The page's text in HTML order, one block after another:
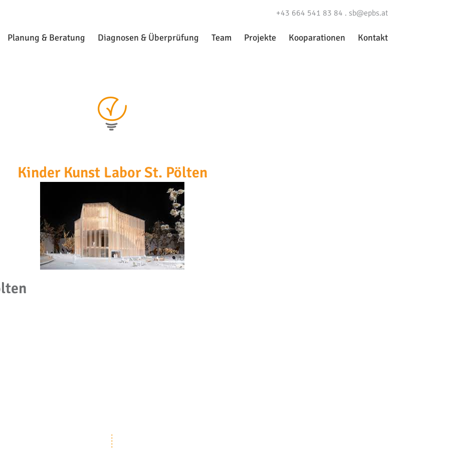
+43 664 541 83 84 . sb@epbs.at
Planung & Beratung Diagnosen & Überprüfung Team Projekte Kooparationen Kontakt
Kinder Kunst Labor St. Pölten